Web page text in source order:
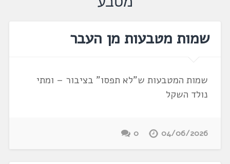
שמות מטבעות מן העבר
שמות המטבעות ש"לא תפסו" בציבור – ומתי
נולד השקל
04/06/2026
0